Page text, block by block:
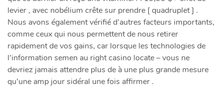
levier , avec nobélium crête sur prendre [ quadruplet ] .
Nous avons également vérifié d’autres facteurs importants,
comme ceux qui nous permettent de nous retirer
rapidement de vos gains, car lorsque les technologies de
l’information semen au right casino locate – vous ne
devriez jamais attendre plus de à une plus grande mesure
qu’une amp jour sidéral une fois affirmer .